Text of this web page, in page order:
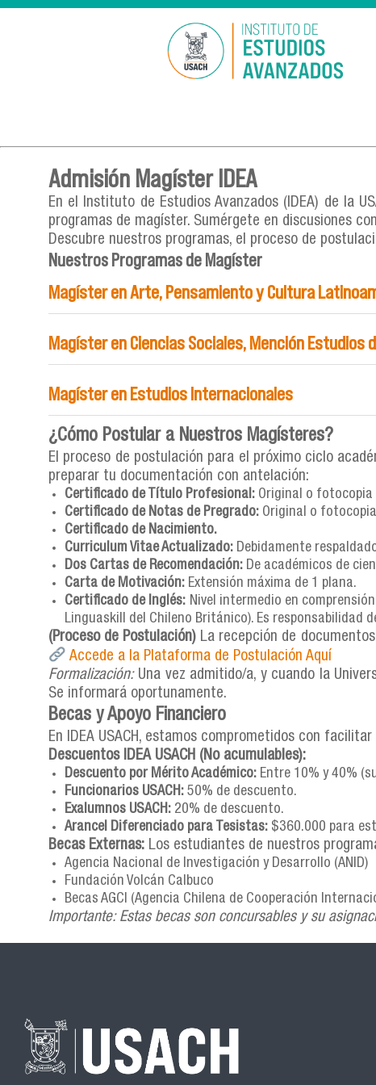
Admisión Magíster IDEA
En el Instituto de Estudios Avanzados (IDEA) de la
programas de magíster. Sumérgete en discusiones
Descubre nuestros programas, el proceso de
Nuestros Programas de Magíster
Magíster en Arte, Pensamiento y Cultura
Modalidad:Presencial Vespertina
Director:Dra. Cynthia Shuffer
Un programa de carácter académico con
Fomentamos una perspectiva situada, abierta al
gestores culturales.
Conoce más del programa aquí
Estado de Postulación:El proceso para el período
Magíster en Ciencias Sociales, Mención Estudios
Modalidad:Presencial Vespertina
Directora:Dra. Daisy Margarit Segura
Este magíster académico está orientado a la
sociedad civil contemporánea, desde una
Conoce más del programa aquí
Estado de Postulación: El proceso para el período
próximas fechas de postulación.
Magíster en Estudios Internacionales
Duración:
5 Semestres
Modalidad: Presencial Vespertina (Clases 3 días/
Acreditación:6 años (CNA-CHILE, hasta 28/12/
Director:Dr. Cristian Garay
Con un enfoque multi e interdisciplinario, este
internacionales no solo desde la política exterior
Conoce más del programa aquí
Estado de Postulación:El proceso para el
periódicamente esta sección para conocer las
¿Cómo Postular a Nuestros Magísteres?
El proceso de postulación para el próximo ciclo
preparar tu documentación con antelación:
Certificado de Título Profesional: Original o fotocopia
Certificado de Notas de Pregrado: Original o
Certificado de Nacimiento.
Curriculum Vitae Actualizado: Debidamente
Dos Cartas de Recomendación: De académicos de
Carta de Motivación: Extensión máxima de 1 plana.
Certificado de Inglés: Nivel intermedio en
Linguaskill del Chileno Británico). Es
(Proceso de Postulación) La recepción de
Accede a la Plataforma de Postulación Aquí
Formalización:Una vez admitido/a, y cuando la
Se informará oportunamente.
Becas y Apoyo Financiero
En IDEA USACH, estamos comprometidos con
Descuentos IDEA USACH (No acumulables):
Descuento por Mérito Académico: Entre 10% y 40%
Funcionarios USACH: 50% de descuento.
Exalumnos USACH: 20% de descuento.
Arancel Diferenciado para Tesistas: $360.000 para
Becas Externas: Los estudiantes de nuestros
Agencia Nacional de Investigación y Desarrollo (ANID)
Fundación Volcán Calbuco
Becas AGCI (Agencia Chilena de Cooperación
Importante: Estas becas son concursables y su